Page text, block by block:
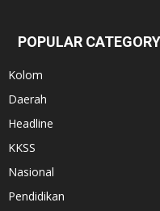
POPULAR CATEGORY
Kolom
Daerah
Headline
KKSS
Nasional
Pendidikan